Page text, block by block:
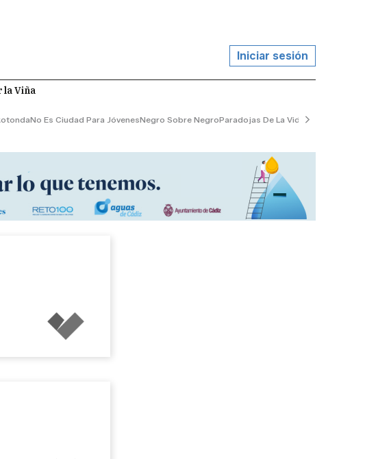
Iniciar sesión
la Viña
No Es Ciudad Para JóvenesNegro Sobre NegroParadojas De La Vida El Jardinero